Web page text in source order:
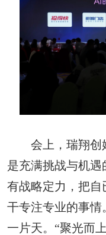
会上，瑞翔创始
是充满挑战与机
有战略定力，把自
干专注专业的事
一片天。“聚光而